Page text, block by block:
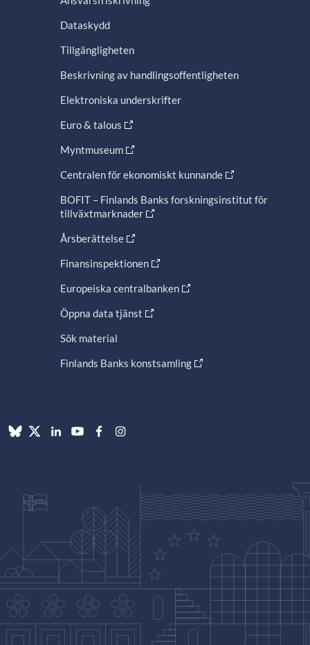
Dataskydd
Tillgängligheten
Beskrivning av handlingsoffentligheten
Elektroniska underskrifter
Euro & talous
Myntmuseum
Centralen för ekonomiskt kunnande
BOFIT – Finlands Banks forskningsinstitut för
tillväxtmarknader
Årsberättelse
Finansinspektionen
Europeiska centralbanken
Öppna data tjänst
Sök material
Finlands Banks konstsamling